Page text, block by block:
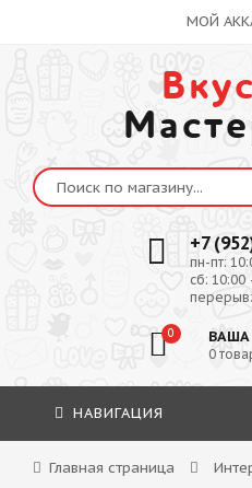
МОЙ
+7
пн-пт:
сб: 10:00
0
0
НАВИГАЦИЯ
Главная страница